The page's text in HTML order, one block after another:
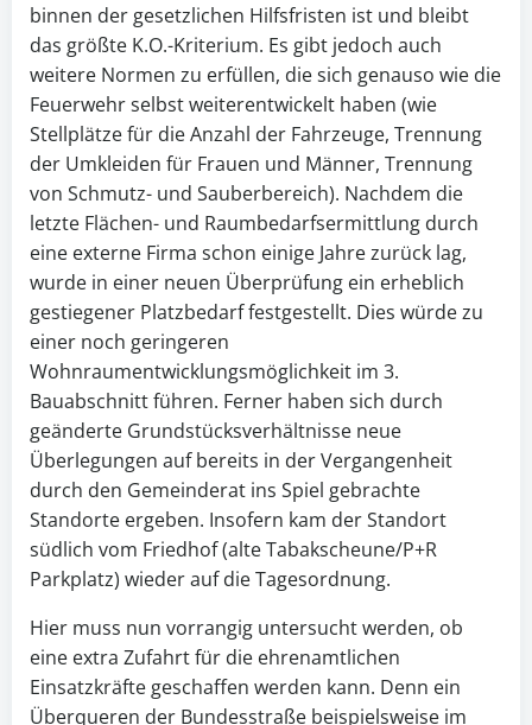
binnen der gesetzlichen Hilfsfristen ist und bleibt
das größte K.O.-Kriterium. Es gibt jedoch auch
weitere Normen zu erfüllen, die sich genauso wie die
Feuerwehr selbst weiterentwickelt haben (wie
Stellplätze für die Anzahl der Fahrzeuge, Trennung
der Umkleiden für Frauen und Männer, Trennung
von Schmutz- und Sauberbereich). Nachdem die
letzte Flächen- und Raumbedarfsermittlung durch
eine externe Firma schon einige Jahre zurück lag,
wurde in einer neuen Überprüfung ein erheblich
gestiegener Platzbedarf festgestellt. Dies würde zu
einer noch geringeren
Wohnraumentwicklungsmöglichkeit im 3.
Bauabschnitt führen. Ferner haben sich durch
geänderte Grundstücksverhältnisse neue
Überlegungen auf bereits in der Vergangenheit
durch den Gemeinderat ins Spiel gebrachte
Standorte ergeben. Insofern kam der Standort
südlich vom Friedhof (alte Tabakscheune/P+R
Parkplatz) wieder auf die Tagesordnung.
Hier muss nun vorrangig untersucht werden, ob
eine extra Zufahrt für die ehrenamtlichen
Einsatzkräfte geschaffen werden kann. Denn ein
Überqueren der Bundesstraße beispielsweise im